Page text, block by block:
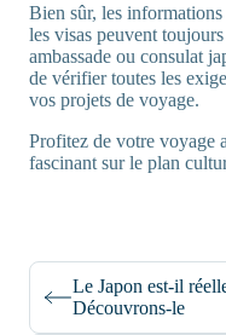
Bien sûr, les
les visas peuvent
ambassade ou consulat
de vérifier toutes les
vos projets de voyage.
Profitez de votre voyage
fascinant sur le plan
Le Japon est-il
Découvrons-le